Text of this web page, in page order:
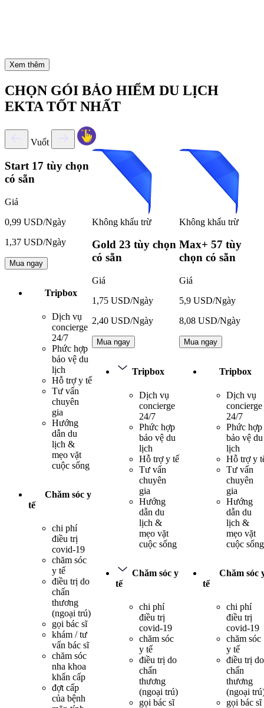
Xem thêm
CHỌN GÓI BẢO HIỂM DU LỊCH
EKTA TỐT NHẤT
Vuốt
Start 17 tùy chọn
có sẵn
Giá
0,99 USD/Ngày
1,37 USD/Ngày
Mua ngay
Tripbox
Dịch vụ
concierge
24/7
Phức hợp
bảo vệ du
lịch
Hỗ trợ y tế
Tư vấn
chuyên
gia
Hướng
dẫn du
lịch &
mẹo vặt
cuộc sống
Chăm sóc y
tế
chi phí
điều trị
covid-19
chăm sóc
y tế
điều trị do
chấn
thương
(ngoại trú)
gọi bác sĩ
khám / tư
vấn bác sĩ
chăm sóc
nha khoa
khẩn cấp
đợt cấp
của bệnh
Không khấu trừ
Gold 23 tùy chọn
có sẵn
Giá
1,75 USD/Ngày
2,40 USD/Ngày
Mua ngay
Tripbox
Dịch vụ
concierge
24/7
Phức hợp
bảo vệ du
lịch
Hỗ trợ y tế
Tư vấn
chuyên
gia
Hướng
dẫn du
lịch &
mẹo vặt
cuộc sống
Chăm sóc y
tế
chi phí
điều trị
covid-19
chăm sóc
y tế
điều trị do
chấn
thương
(ngoại trú)
gọi bác sĩ
Không khấu trừ
Max+ 57 tùy
chọn có sẵn
Giá
5,9 USD/Ngày
8,08 USD/Ngày
Mua ngay
Tripbox
Dịch vụ
concierge
24/7
Phức hợp
bảo vệ du
lịch
Hỗ trợ y
Tư vấn
chuyên
gia
Hướng
dẫn du
lịch &
mẹo vặt
cuộc sống
Chăm sóc
tế
chi phí
điều trị
covid-19
chăm sóc
y tế
điều trị do
chấn
thương
(ngoại
gọi bác sĩ